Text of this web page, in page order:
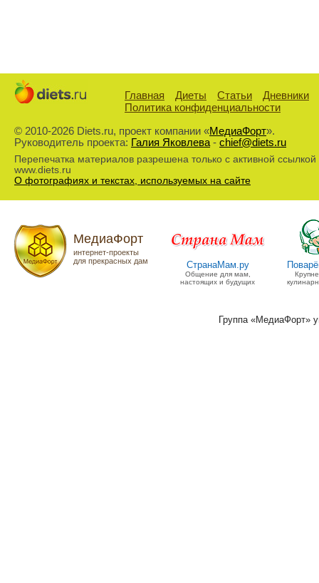
Главная Диеты Статьи
Дневники
Политика конфиденциальности
© 2010-2026 Diets.ru, проект компании «МедиаФорт».
Руководитель проекта: Галия Яковлева - chief@diets.ru
Перепечатка материалов разрешена только с активной ссылкой
www.diets.ru
О фотографиях и текстах, используемых на сайте
МедиаФорт
интернет-проекты
для прекрасных дам
СтранаМам.ру
Общение для мам,
настоящих и будущих
Группа «МедиаФорт»